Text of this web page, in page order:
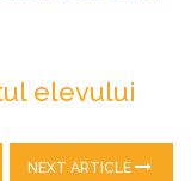
elevului
NEXT ARTICLE